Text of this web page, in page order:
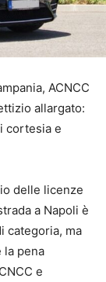
ACNCC
allargato:
cortesia e
delle licenze
a Napoli è
categoria, ma
la pena
e